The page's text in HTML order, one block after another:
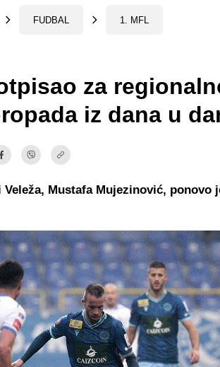
FUDBAL 1. MFL
za
iz dana u
Mustafa Mujezinović, ponovo